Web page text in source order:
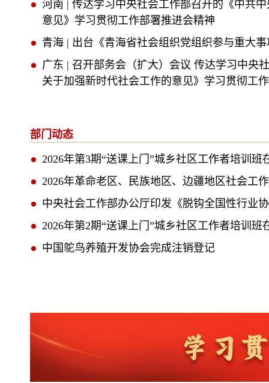
河南 | 传达学习中央社会工作部召开的《中共
意见》学习贯彻工作部署推进会精神
青海 | 出台《青海省社会组织党组织参与重大
广东 | 召开部务会（扩大）会议 传达学习中央
关于加强新时代社会工作的意见》学习贯彻工
部门动态
2026年第3期“送课上门”城乡社区工作者培训班
2026年革命老区、民族地区、边疆地区社会工
中央社会工作部办公厅印发《脱钩全国性行业
2026年第2期“送课上门”城乡社区工作者培训班
中国鸵鸟养殖开发协会完成注销登记